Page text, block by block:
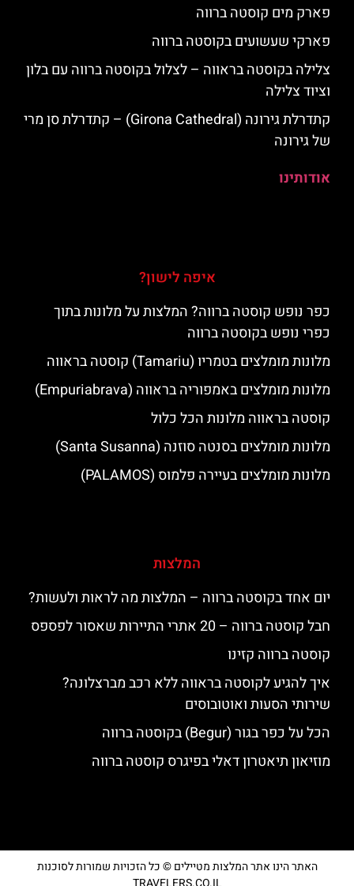
פארק מים קוסטה ברווה
פארקי שעשועים בקוסטה ברווה
צלילה בקוסטה בראווה – לצלול בקוסטה ברווה עם בלון
וציוד צלילה
קתדרלת גירונה (Girona Cathedral) – קתדרלת סן מרי
של גירונה
אודותינו
איפה לישון?
כפר נופש קוסטה ברווה? המלצות על מלונות בתוך
כפרי נופש בקוסטה ברווה
מלונות מומלצים בטמריו (Tamariu) קוסטה בראווה
מלונות מומלצים באמפוריה בראווה (Empuriabrava)
קוסטה בראווה מלונות הכל כלול
מלונות מומלצים בסנטה סוזנה (Santa Susanna)
מלונות מומלצים בעיירה פלמוס (PALAMOS)
המלצות
יום אחד בקוסטה ברווה – המלצות מה לראות ולעשות?
חבל קוסטה ברווה – 20 אתרי התיירות שאסור לפספס
קוסטה ברווה קזינו
איך להגיע לקוסטה בראווה ללא רכב מברצלונה?
שירותי הסעות ואוטובוסים
הכל על כפר בגור (Begur) בקוסטה ברווה
מוזיאון תיאטרון דאלי בפיגרס קוסטה ברווה
האתר הינו אתר המלצות מטיילים © כל הזכויות שמורות לסוכנות